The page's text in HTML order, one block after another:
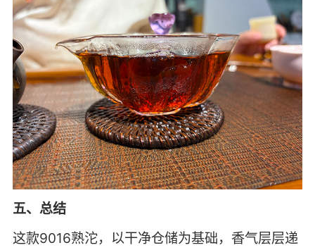
五、总结
这款9016熟沱，以干净仓储为基础，香气层层递